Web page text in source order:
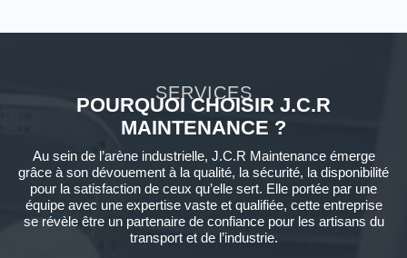
SERVICES
POURQUOI CHOISIR J.C.R
MAINTENANCE ?
Au sein de l’arène industrielle, J.C.R Maintenance émerge
grâce à son dévouement à la qualité, la sécurité, la disponibilité
pour la satisfaction de ceux qu’elle sert. Elle portée par une
équipe avec une expertise vaste et qualifiée, cette entreprise
se révèle être un partenaire de confiance pour les artisans du
transport et de l’industrie.